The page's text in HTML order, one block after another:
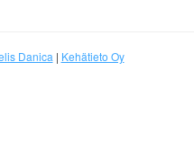
Danica | Kehätieto Oy